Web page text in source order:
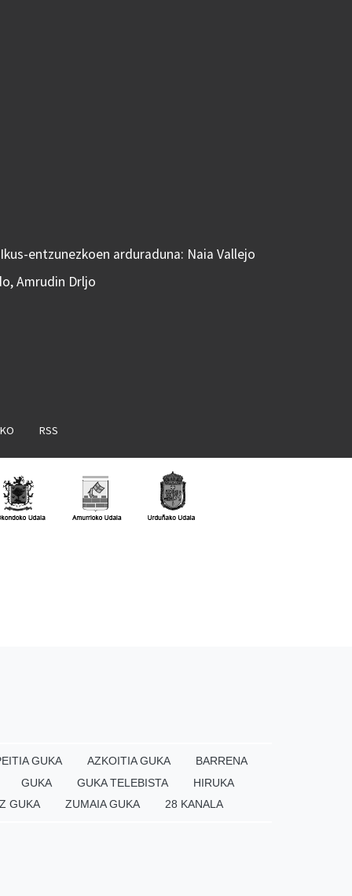
entzunezkoen arduraduna: Naia Vallejo
Amrudin Drljo
RSS
GUKA AZKOITIA GUKA
BARRENA
GUKA
GUKA TELEBISTA
HIRUKA
GUKA
ZUMAIA GUKA 28 KANALA